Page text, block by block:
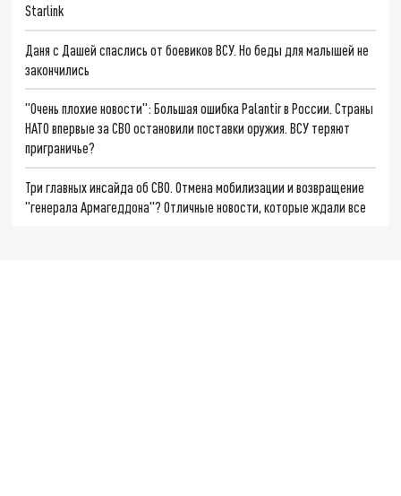
Starlink
Даня с Дашей спаслись от боевиков ВСУ. Но беды для малышей не
закончились
"Очень плохие новости": Большая ошибка Palantir в России. Страны
НАТО впервые за СВО остановили поставки оружия. ВСУ теряют
приграничье?
Три главных инсайда об СВО. Отмена мобилизации и возвращение
"генерала Армагеддона"? Отличные новости, которые ждали все